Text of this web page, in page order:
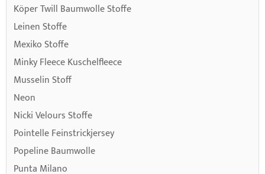
Köper Twill Baumwolle Stoffe
Leinen Stoffe
Mexiko Stoffe
Minky Fleece Kuschelfleece
Musselin Stoff
Neon
Nicki Velours Stoffe
Pointelle Feinstrickjersey
Popeline Baumwolle
Punta Milano